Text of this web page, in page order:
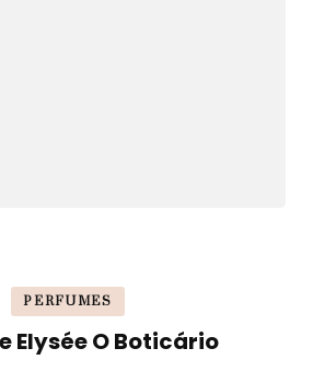
PERFUMES
Elysée O Boticário